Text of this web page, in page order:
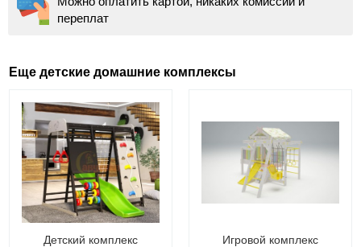
переплат
Еще детские домашние комплексы
Детский комплекс
Игровой комплекс